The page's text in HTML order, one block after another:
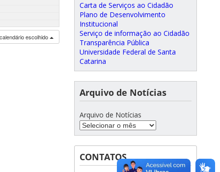
escolhido
Carta de Serviços ao Cidadão
Plano de Desenvolvimento
Institucional
Serviço de informação ao Cidadão
Transparência Pública
Universidade Federal de Santa
Catarina
Arquivo de Notícias
Arquivo de Notícias
CONTATOS